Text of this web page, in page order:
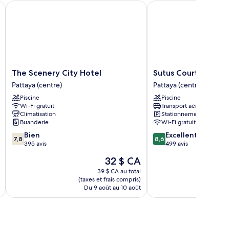
The
Scenery
City
Hotel
Pattaya
(centre)
The Scenery City Hotel
Pattaya (centre)
Piscine
Wi-Fi gratuit
Climatisation
Buanderie
7.8
sur
7,8 Bien
395 avis
Le
prix
est
de
32 $ CA
32 $ CA
39 $ CA au total
(taxes et frais compris)
Du 9 août au 10 août
The Scenery City Hotel
Sutus
Court
1
Pattaya
(centre)
Sutus Court 1
Pattaya (centre)
Piscine
Transport aéroportuaire
Stationnement gratuit
Wi-Fi gratuit
8.6
sur
8,6 Excellent
499 avis
Sutus Court 1